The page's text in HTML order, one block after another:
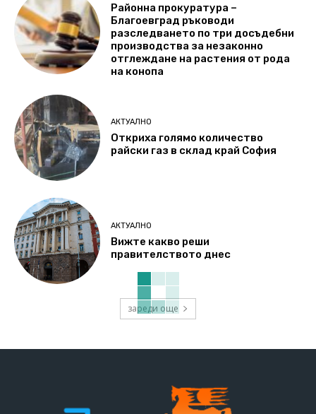
Районна прокуратура –
Благоевград ръководи
разследването по три досъдебни
производства за незаконно
отглеждане на растения от рода
на конопа
АКТУАЛНО
Откриха голямо количество
райски газ в склад край София
АКТУАЛНО
Вижте какво реши
правителството днес
зареди още